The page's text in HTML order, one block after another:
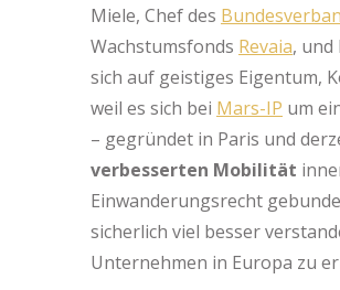
Miele, Chef des
Wachstumsfonds Revaia, und
sich auf geistiges Eigentum,
weil es sich bei Mars-IP um
– gegründet in Paris und
verbesserten Mobilität
Einwanderungsrecht
sicherlich viel besser
Unternehmen in Europa zu